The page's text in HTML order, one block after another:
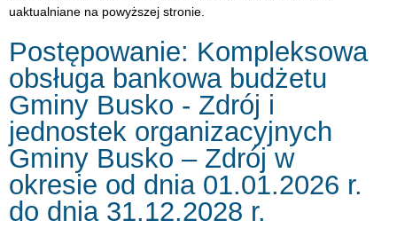
uaktualniane na powyższej stronie.
Postępowanie: Kompleksowa
obsługa bankowa budżetu
Gminy Busko - Zdrój i
jednostek organizacyjnych
Gminy Busko – Zdrój w
okresie od dnia 01.01.2026 r.
do dnia 31.12.2028 r.